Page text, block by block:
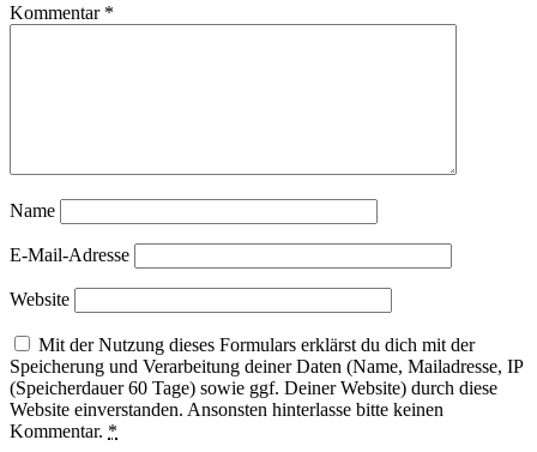
Kommentar *
Name
E-Mail-Adresse
Website
Mit der Nutzung dieses Formulars erklärst du dich mit der
Speicherung und Verarbeitung deiner Daten (Name, Mailadresse, IP
(Speicherdauer 60 Tage) sowie ggf. Deiner Website) durch diese
Website einverstanden. Ansonsten hinterlasse bitte keinen
Kommentar. *